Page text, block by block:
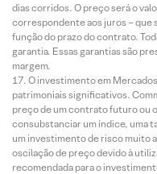
dias corridos. O preço será o
correspondente aos juros – que
função do prazo do contrato.
garantia. Essas garantias são
margem.
O investimento em
patrimoniais significativos.
preço de um contrato futuro ou
consubstanciar um índice, uma
um investimento de risco muito
oscilação de preço devido à
recomendada para o